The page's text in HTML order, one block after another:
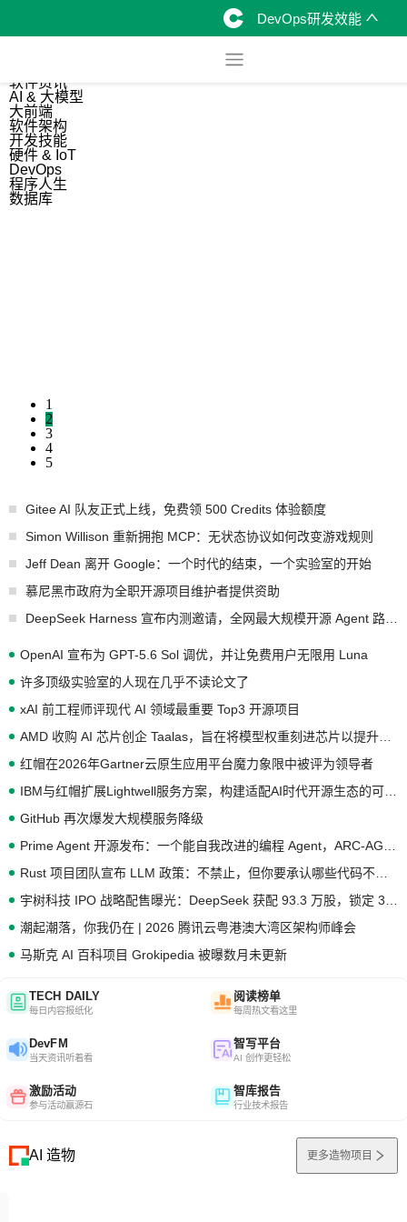
DevOps研发效能
软件资讯
AI & 大模型
大前端
软件架构
开发技能
硬件 & IoT
DevOps
程序人生
数据库
1
2
3
4
5
Gitee AI 队友正式上线，免费领 500 Credits 体验额度
Simon Willison 重新拥抱 MCP：无状态协议如何改变游戏规则
Jeff Dean 离开 Google：一个时代的结束，一个实验室的开始
慕尼黑市政府为全职开源项目维护者提供资助
OpenAI 宣布为 GPT-5.6 Sol 调优，并让免费用户无限用 Luna
许多顶级实验室的人现在几乎不读论文了
xAI 前工程师评现代 AI 领域最重要 Top3 开源项目
红帽在2026年Gartner云原生应用平台魔力象限中被评为领导者
GitHub 再次爆发大规模服务降级
潮起潮落，你我仍在 | 2026 腾讯云粤港澳大湾区架构师峰会
马斯克 AI 百科项目 Grokipedia 被曝数月未更新
TECH DAILY
每日内容报纸化
阅读榜单
每周热文看这里
DevFM
当天资讯听着看
智写平台
AI 创作更轻松
激励活动
参与活动赢源石
智库报告
行业技术报告
AI 造物 更多造物项目